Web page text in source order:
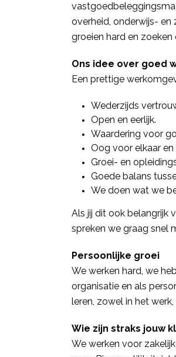
overheid, onderwijs- en
groeien hard en zoeken
Ons idee over goed
Een prettige
Wederzijds
Open en eerlijk.
Waardering voor
Oog voor elkaar
Groei- en
Goede balans
We doen wat we
Als jij dit ook belangrijk
spreken we graag snel
Persoonlijke groei
We werken hard, we
organisatie en als
leren, zowel in het
Wie zijn straks jouw
We werken voor